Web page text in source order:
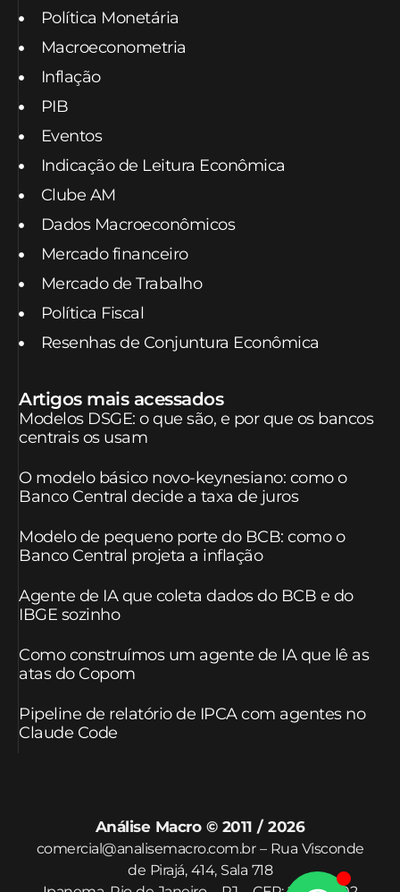
Política Monetária
Macroeconometria
Inflação
PIB
Eventos
Indicação de Leitura Econômica
Clube AM
Dados Macroeconômicos
Mercado financeiro
Mercado de Trabalho
Política Fiscal
Resenhas de Conjuntura Econômica
Artigos mais acessados
Modelos DSGE: o que são, e por que os bancos
centrais os usam
O modelo básico novo-keynesiano: como o
Banco Central decide a taxa de juros
Modelo de pequeno porte do BCB: como o
Banco Central projeta a inflação
Agente de IA que coleta dados do BCB e do
IBGE sozinho
Como construímos um agente de IA que lê as
atas do Copom
Pipeline de relatório de IPCA com agentes no
Claude Code
Análise Macro © 2011 / 2026
comercial@analisemacro.com.br – Rua Visconde
de Pirajá, 414, Sala 718